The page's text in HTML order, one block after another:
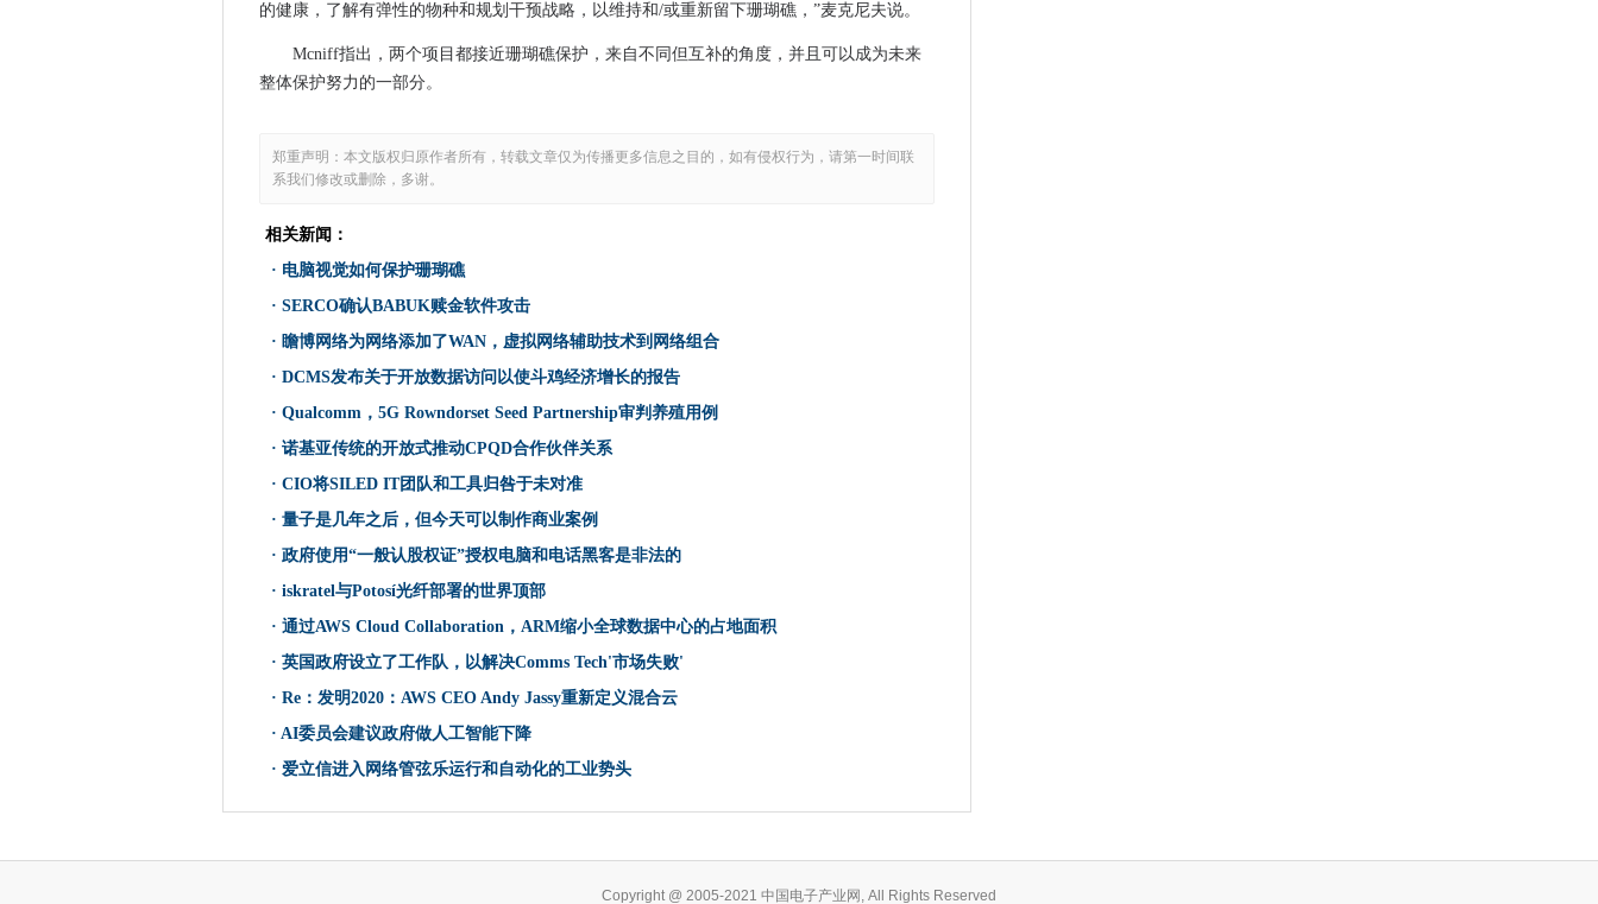
SERCO确认BABUK赎金软件攻击
不寻常的Deakcry Ransomware使用“罕见”的加密方法
Tata Communications增长了IoT足迹
微软和Singtel通过Azure Stack队伍的团队
在微软的行业云战略内
DCMS发布关于开放数据访问以使斗鸡经济增长的报告
高通宣布Nuvia收购计划
Asda袋子ex-marks和spencer cio
CityFibre将全纤维网络扩展到彼得伯勒
Cyber​​ Cotland提供集中的安全资源集线器
诺基亚传统的开放式推动CPQD合作伙伴关系
Grindr投诉结果为9.6亿欧元GDPR罚款
Nova在流媒体问题上投下光线，因为能量需求飙升
前NCSC BOSS Ciaran Martin加入网络风险投资衣服
CIO将SILED IT团队和工具归咎于未对准
诺基亚，关键桥无线伪造合作伙伴关系，以提供企业CBRS
英国建设市售的量子电脑
的健康，了解有弹性的物种和规划干预战略，以维持和/或重新留下珊瑚礁，”麦克尼夫说。
Mcniff指出，两个项目都接近珊瑚礁保护，来自不同但互补的角度，并且可以成为未来
整体保护努力的一部分。
郑重声明：本文版权归原作者所有，转载文章仅为传播更多信息之目的，如有侵权行为，请第一时间联
系我们修改或删除，多谢。
相关新闻：
· 电脑视觉如何保护珊瑚礁
· SERCO确认BABUK赎金软件攻击
· 瞻博网络为网络添加了WAN，虚拟网络辅助技术到网络组合
· DCMS发布关于开放数据访问以使斗鸡经济增长的报告
· Qualcomm，5G Rowndorset Seed Partnership审判养殖用例
· 诺基亚传统的开放式推动CPQD合作伙伴关系
· CIO将SILED IT团队和工具归咎于未对准
· 量子是几年之后，但今天可以制作商业案例
· 政府使用“一般认股权证”授权电脑和电话黑客是非法的
· iskratel与Potosí光纤部署的世界顶部
· 通过AWS Cloud Collaboration，ARM缩小全球数据中心的占地面积
· 英国政府设立了工作队，以解决Comms Tech'市场失败'
· Re：发明2020：AWS CEO Andy Jassy重新定义混合云
· AI委员会建议政府做人工智能下降
· 爱立信进入网络管弦乐运行和自动化的工业势头
Copyright @ 2005-2021 中国电子产业网, All Rights Reserved